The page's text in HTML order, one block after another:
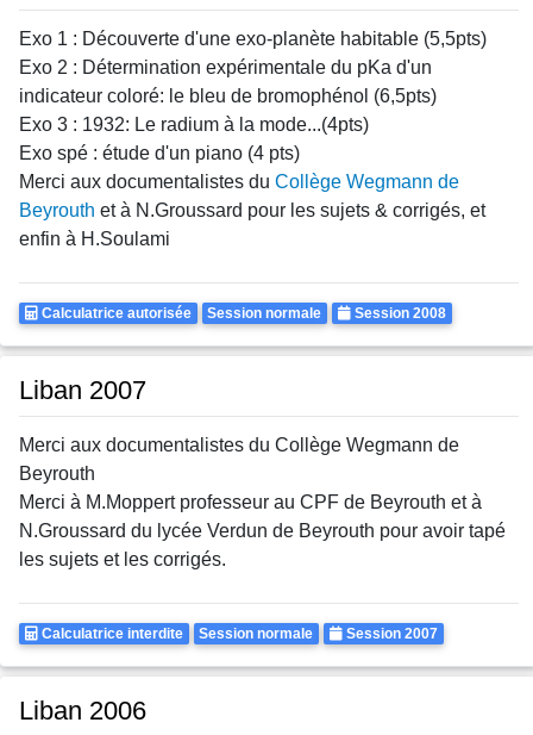
Exo 1 : Découverte d'une exo-planète habitable (5,5pts)
Exo 2 : Détermination expérimentale du pKa d'un
indicateur coloré: le bleu de bromophénol (6,5pts)
Exo 3 : 1932: Le radium à la mode...(4pts)
Exo spé : étude d'un piano (4 pts)
Merci aux documentalistes du Collège Wegmann de
Beyrouth et à N.Groussard pour les sujets & corrigés, et
enfin à H.Soulami
Calculatrice
Calculatrice autorisée Rattrapages
Session normale Annee
Session 2008
Liban 2007
Merci aux documentalistes du Collège Wegmann de
Beyrouth
Merci à M.Moppert professeur au CPF de Beyrouth et à
N.Groussard du lycée Verdun de Beyrouth pour avoir tapé
les sujets et les corrigés.
Calculatrice
Calculatrice interdite Rattrapages
Session normale Annee
Session 2007
Liban 2006